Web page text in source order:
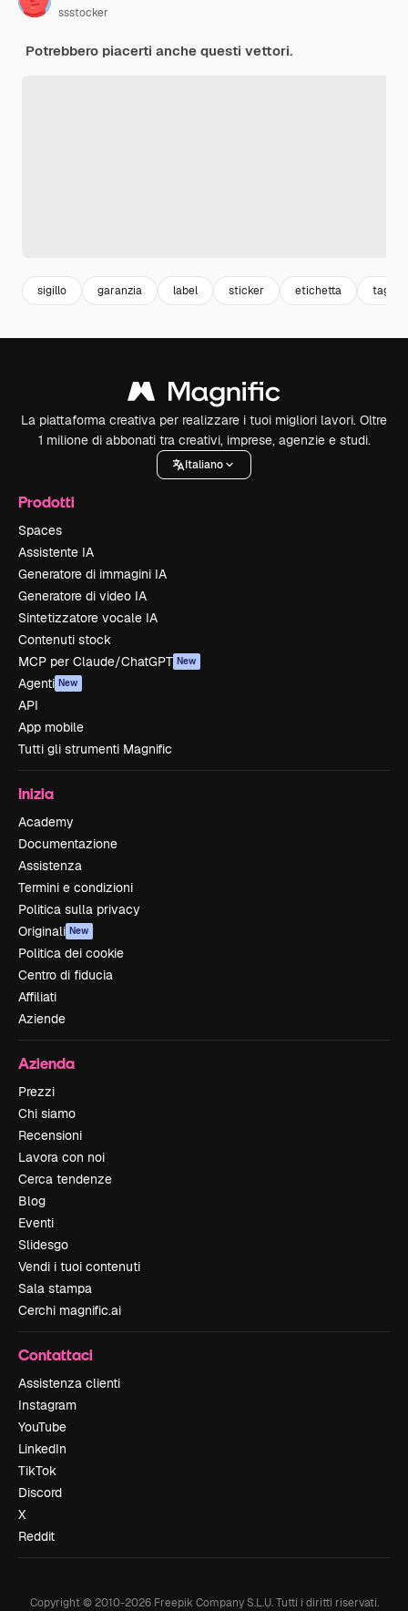
ssstocker
Potrebbero piacerti anche questi vettori.
sigillo garanzia label sticker etichetta tag
La piattaforma creativa per realizzare i tuoi migliori lavori. Oltre
1 milione di abbonati tra creativi, imprese, agenzie e studi.
Italiano
Prodotti
Spaces
Assistente IA
Generatore di immagini IA
Generatore di video IA
Sintetizzatore vocale IA
Contenuti stock
MCP per Claude/ChatGPT New
Agenti New
API
App mobile
Tutti gli strumenti Magnific
Inizia
Academy
Documentazione
Assistenza
Termini e condizioni
Politica sulla privacy
Originali New
Politica dei cookie
Centro di fiducia
Affiliati
Aziende
Azienda
Prezzi
Chi siamo
Recensioni
Lavora con noi
Cerca tendenze
Blog
Eventi
Slidesgo
Vendi i tuoi contenuti
Sala stampa
Cerchi magnific.ai
Contattaci
Assistenza clienti
Instagram
YouTube
LinkedIn
TikTok
Discord
X
Reddit
Copyright © 2010-2026Freepik Company S.L.U. Tutti i diritti riservati.